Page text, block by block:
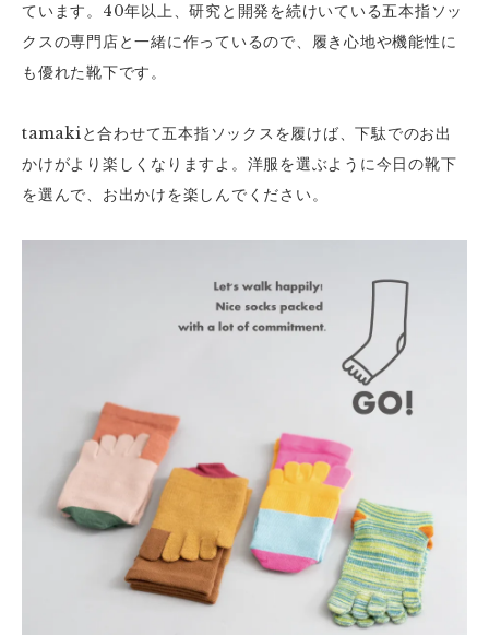
ています。40年以上、研究と開発を続けいている五本指ソッ
クスの専門店と一緒に作っているので、履き心地や機能性に
も優れた靴下です。
tamakiと合わせて五本指ソックスを履けば、下駄でのお出
かけがより楽しくなりますよ。洋服を選ぶように今日の靴下
を選んで、お出かけを楽しんでください。